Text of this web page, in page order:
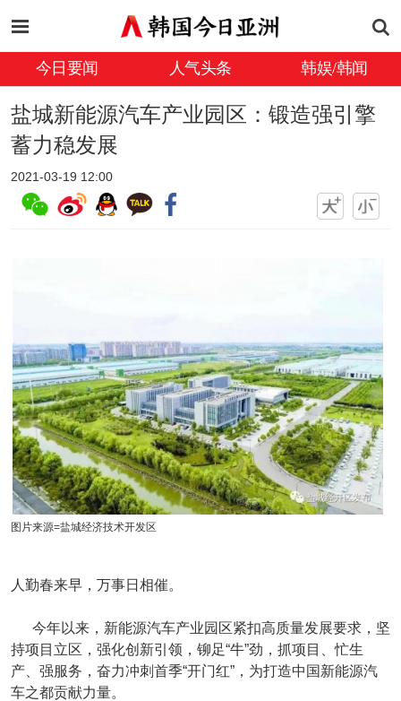
今日要闻 人气头条 韩娱/韩闻
盐城新能源汽车产业园区：锻造强引擎
蓄力稳发展
2021-03-19 12:00
图片来源=盐城经济技术开发区
人勤春来早，万事日相催。
今年以来，新能源汽车产业园区紧扣高质量发展要求，坚
持项目立区，强化创新引领，铆足“牛”劲，抓项目、忙生
产、强服务，奋力冲刺首季“开门红”，为打造中国新能源汽
车之都贡献力量。